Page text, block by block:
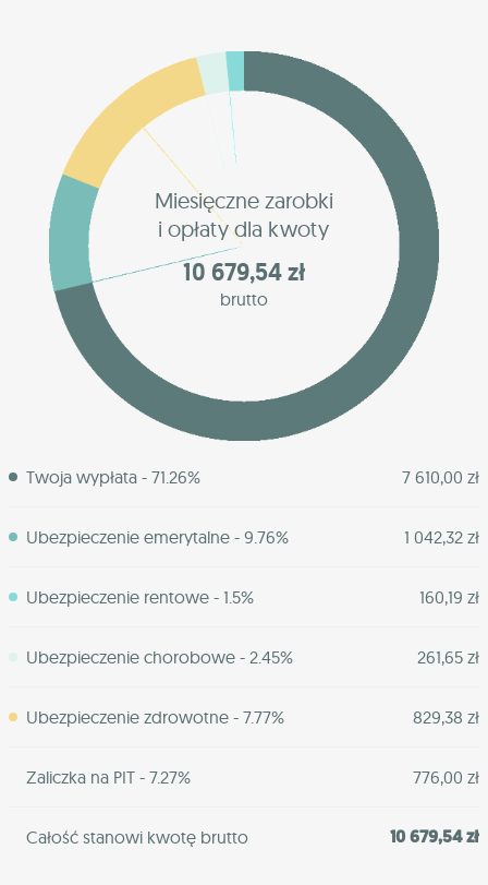
Miesięczne zarobki
i opłaty dla kwoty
10 679,54 zł
brutto
Twoja wypłata - 71.26% 7 610,00 zł
Ubezpieczenie emerytalne - 9.76% 1 042,32 zł
Ubezpieczenie rentowe - 1.5% 160,19 zł
Ubezpieczenie chorobowe - 2.45% 261,65 zł
Ubezpieczenie zdrowotne - 7.77% 829,38 zł
Zaliczka na PIT - 7.27% 776,00 zł
Całość stanowi kwotę brutto 10 679,54 zł